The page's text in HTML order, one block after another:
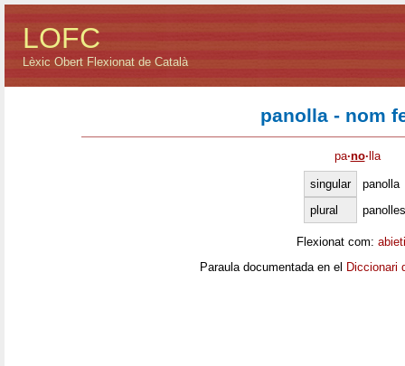
LOFC
Lèxic Obert Flexionat de Català
panolla - nom
pa·no· lla
singular
panolla
plural
panolles
Flexionat com:
Paraula documentada en el Diccionari